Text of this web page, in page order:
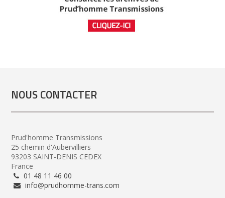
NOUS CONTACTER
Prud'homme Transmissions
25 chemin d'Aubervilliers
93203 SAINT-DENIS CEDEX
France
01 48 11 46 00
info@prudhomme-trans.com